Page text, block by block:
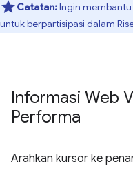
Catatan:Ingin
untuk berpartisipasi dalam
Informasi Web
Performa
Arahkan kursor ke